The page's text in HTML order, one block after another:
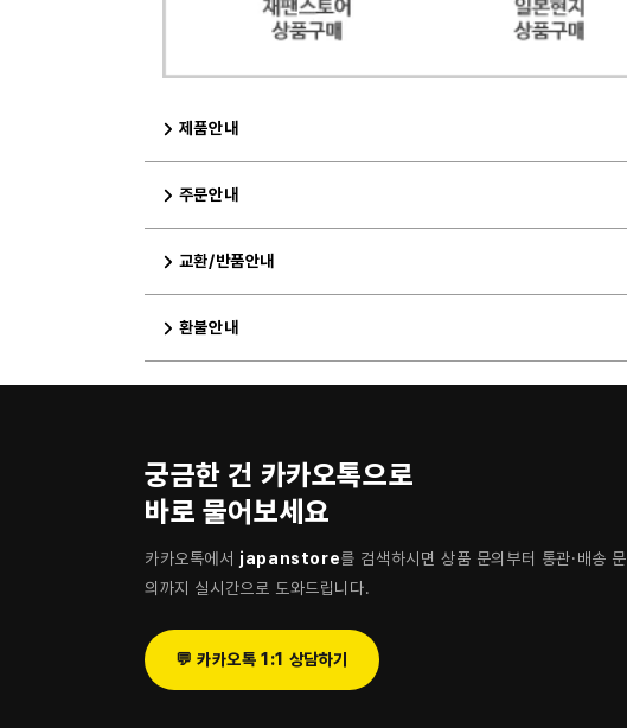
제품안내
주문안내
교환/반품안내
환불안내
궁금한 건 카카오톡으로
바로 물어보세요
카카오톡에서 japanstore를 검색하시면 상품 문의부터 통관·배송 문
의까지 실시간으로 도와드립니다.
💬 카카오톡 1:1 상담하기